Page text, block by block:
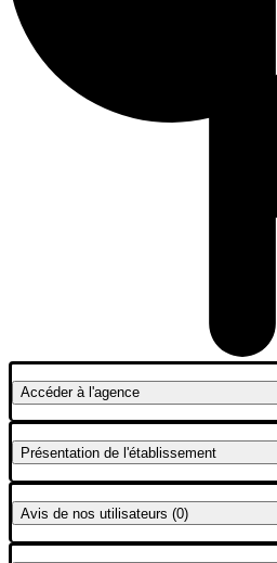
Accéderà l'agence
Présentation de l'établissement
Avis de nos utilisateurs (0)